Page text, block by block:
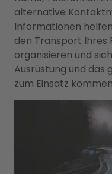
alternative
Informationen
den Transport Ihres
organisieren und
Ausrüstung und
zum Einsatz